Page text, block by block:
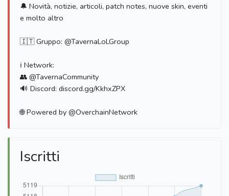
🔔 Novità, notizie, articoli, patch notes, nuove skin, eventi
e molto altro
🇮🇹 Gruppo: @TavernaLoLGroup
ℹ️ Network:
👥 @TavernaCommunity
🔊 Discord: discord.gg/KkhxZPX
🌐 Powered by @OverchainNetwork
Iscritti